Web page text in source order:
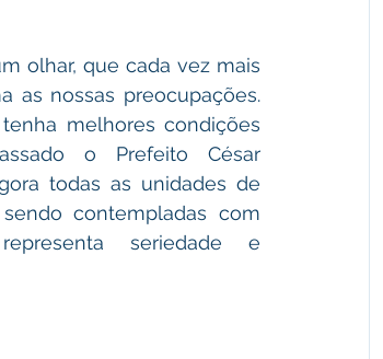
as nossas preocupações.
melhores condições
o Prefeito César
todas as unidades de
contempladas com
seriedade e